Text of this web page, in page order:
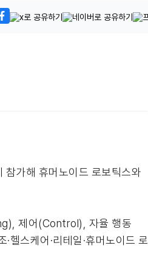
가해 휴머노이드 로보틱스와
제어(Control), 자율 행동
스케어·리테일·휴머노이드 로